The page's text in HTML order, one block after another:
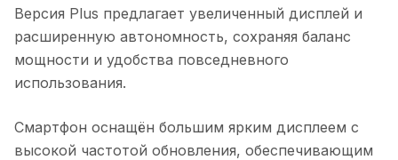
Версия Plus предлагает увеличенный дисплей и
расширенную автономность, сохраняя баланс
мощности и удобства повседневного
использования.
Смартфон оснащён большим ярким дисплеем с
высокой частотой обновления, обеспечивающим